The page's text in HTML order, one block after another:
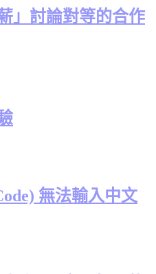
」討論對等的合作
無法輸入中文